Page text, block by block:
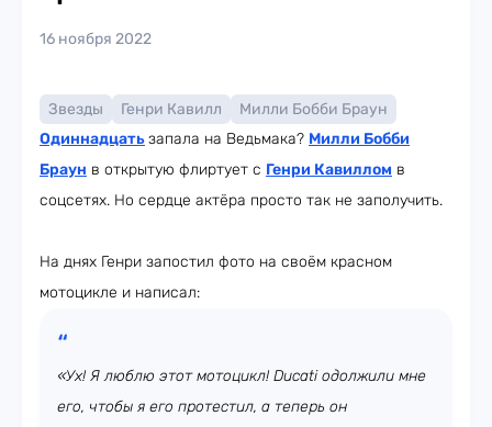
16 ноября 2022
Звезды Генри Кавилл
Милли Бобби Браун
Одиннадцатьзапала на Ведьмака? Милли Бобби
Браун в открытую флиртует с Генри Кавиллом в
соцсетях. Но сердце актёра просто так не заполучить.
На днях Генри запостил фото на своём красном
мотоцикле и написал:
«Ух! Я люблю этот мотоцикл! Ducati одолжили мне
его, чтобы я его протестил, а теперь он